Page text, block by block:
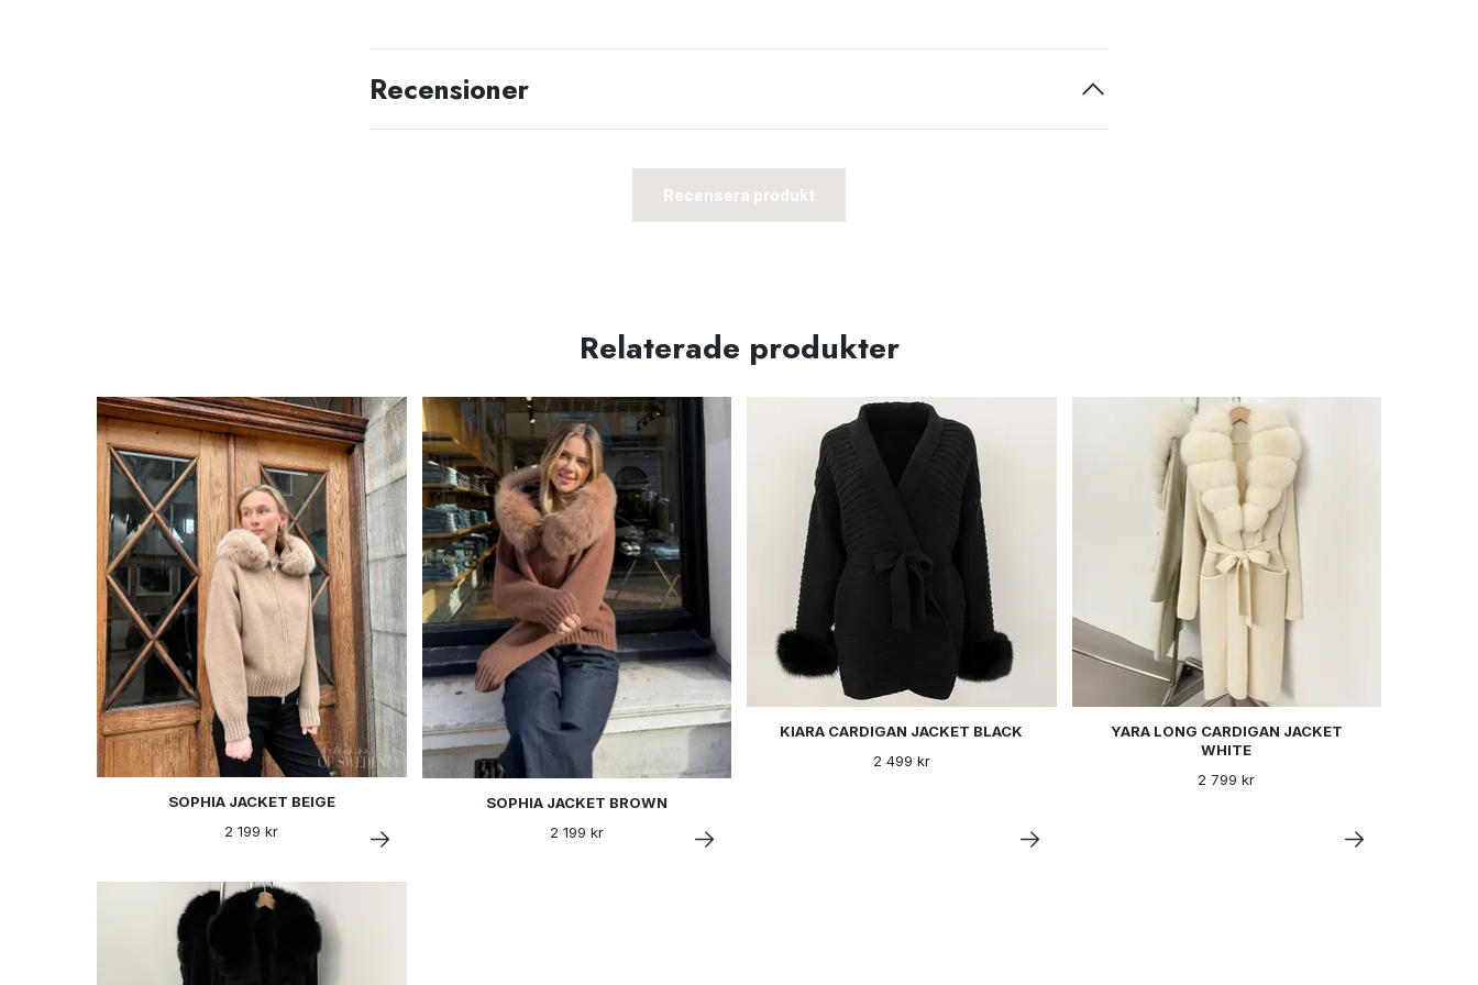
Recensioner
Recensera produkt
Relaterade produkter
SOPHIA JACKET BEIGE
2 199 kr
SOPHIA JACKET BROWN
2 199 kr
KIARA CARDIGAN JACKET BLACK
2 499 kr
YARA LONG CARDIGAN JACKET
WHITE
2 799 kr